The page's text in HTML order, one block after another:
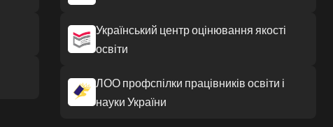
Український центр оцінювання якості
освіти
ЛОО профспілки працівників освіти і
науки України